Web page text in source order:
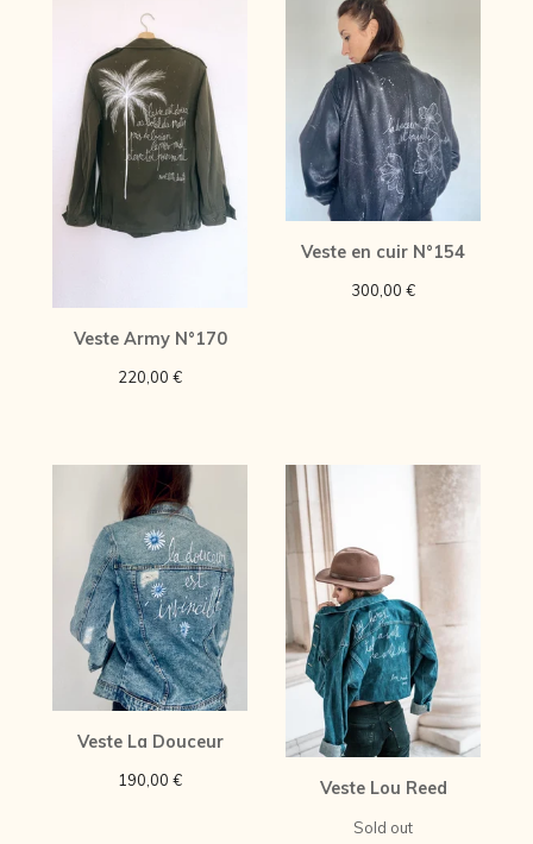
Veste Army N°170
220,00 €
Veste en cuir N°154
300,00 €
Veste La Douceur
190,00 € Veste Lou Reed
Sold out